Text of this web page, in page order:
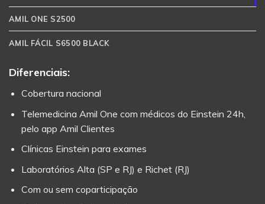
AMIL ONE S2500
AMIL FÁCIL S6500 BLACK
Diferenciais:
Cobertura nacional
Telemedicina Amil One com médicos do Einstein 24h,
pelo app Amil Clientes
Clínicas Einstein para exames
Laboratórios Alta (SP e RJ) e Richet (RJ)
Com ou sem coparticipação